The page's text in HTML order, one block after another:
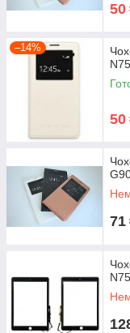
50
–14%
50
71